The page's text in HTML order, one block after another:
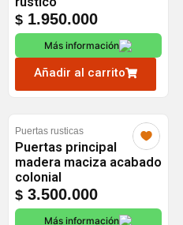
$ 1.950.000
Más información
Añadir al carrito
Puertas rusticas
Puertas principal
madera maciza acabado
colonial
$ 3.500.000
Más información